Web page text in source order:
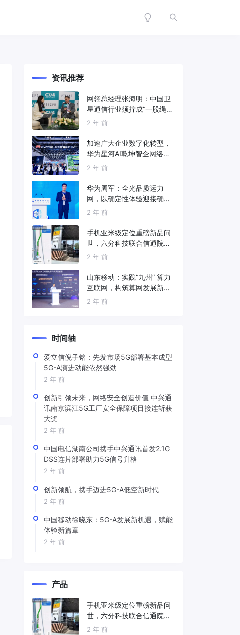
资讯推荐
网翎总经理张海明：中国卫
星通信行业须拧成“一股绳”
共同打造垂直产业链
2 年 前
加速广大企业数字化转型，
华为星河AI乾坤智企网络解
决方案亮相2024中国国际信
2 年 前
华为周军：全光品质运力
网，以确定性体验迎接确定
性的智能时代
2 年 前
手机亚米级定位重磅新品问
世，六分科技联合信通院发
布免费服务
2 年 前
山东移动：实践“九州” 算力
互联网，构筑算网发展新底
座
2 年 前
时间轴
爱立信倪子铭：先发市场5G部署基本成型
5G-A演进动能依然强劲
2 年 前
创新引领未来，网络安全创造价值 中兴通
讯南京滨江5G工厂安全保障项目接连斩获
大奖
2 年 前
中国电信湖南公司携手中兴通讯首发2.1G
DSS连片部署助力5G信号升格
2 年 前
创新领航，携手迈进5G-A低空新时代
2 年 前
中国移动徐晓东：5G-A发展新机遇，赋能
体验新篇章
2 年 前
产品
手机亚米级定位重磅新品问
世，六分科技联合信通院发
布免费服务
2 年 前